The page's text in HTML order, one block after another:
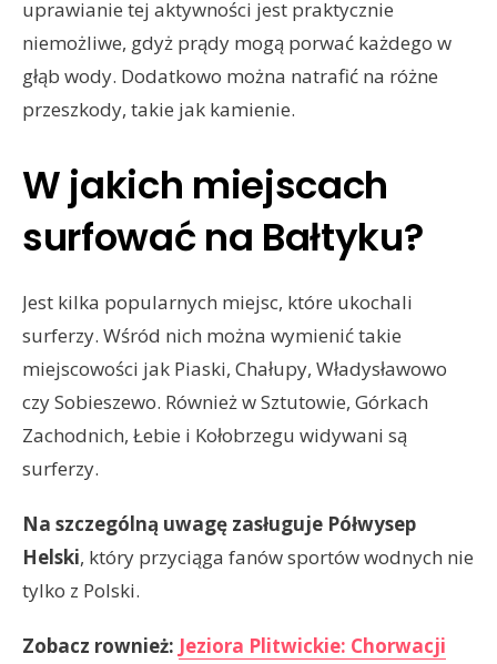
uprawianie tej aktywności jest praktycznie
niemożliwe, gdyż prądy mogą porwać każdego w
głąb wody. Dodatkowo można natrafić na różne
przeszkody, takie jak kamienie.
W jakich miejscach
surfować na Bałtyku?
Jest kilka popularnych miejsc, które ukochali
surferzy. Wśród nich można wymienić takie
miejscowości jak Piaski, Chałupy, Władysławowo
czy Sobieszewo. Również w Sztutowie, Górkach
Zachodnich, Łebie i Kołobrzegu widywani są
surferzy.
Na szczególną uwagę zasługuje Półwysep
Helski, który przyciąga fanów sportów wodnych nie
tylko z Polski.
Zobacz rownież: Jeziora Plitwickie: Chorwacji